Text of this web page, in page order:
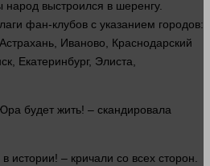
выстроился в шеренгу.
фан-клубов с указанием городов:
Иваново, Краснодарский
Екатеринбург, Элиста,
будет жить! – скандировала
в истории! – кричали со всех сторон.